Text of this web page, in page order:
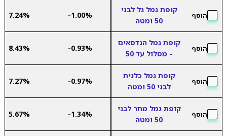
הוסף
קופת גמל גל לבני
50 ומטה
-1.00%
7.24%
הוסף
קופת גמל הנדסאים
- מסלול עד 50
-0.93%
8.43%
הוסף
קופת גמל כלנית
לבני 50 ומטה
-0.97%
7.27%
הוסף
קופת גמל מחר לבני
50 ומטה
-1.34%
5.67%